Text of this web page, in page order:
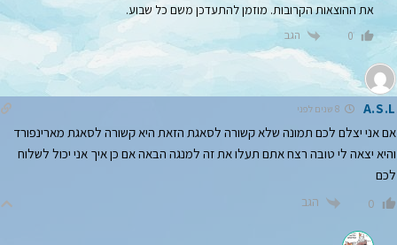
את ההוצאות הקרובות. מוזמן להתעדכן משם כל שבוע.
0 הגב
A.S.L 8 שנים לפני
אם אני יצלם לכם תמונה שלא קשורה לסאגת הזאת היא קשורה לסאגת מארינפורד
והיא יצאה לי טובה רצח אתם תעלו את זה למנגה הבאה אם כן איך אני יכול לשלוח
לכם
0 הגב